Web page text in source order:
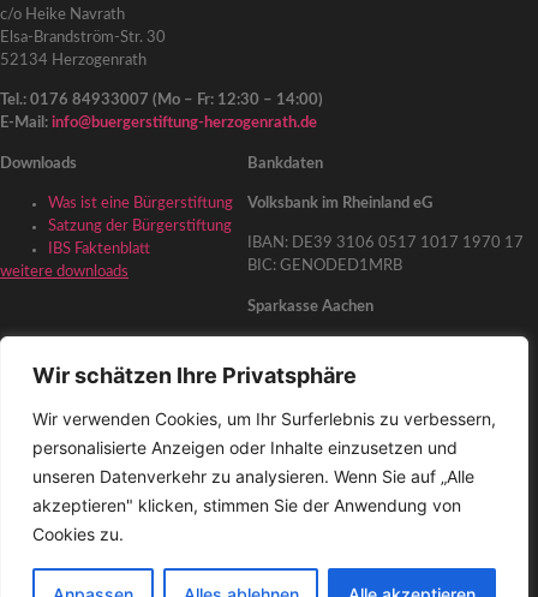
Wir schätzen Ihre Privatsphäre
Wir verwenden Cookies, um Ihr Surferlebnis zu verbessern,
personalisierte Anzeigen oder Inhalte einzusetzen und
unseren Datenverkehr zu analysieren. Wenn Sie auf „Alle
akzeptieren" klicken, stimmen Sie der Anwendung von
Cookies zu.
c/o Heike Navrath
Elsa-Brandström-Str. 30
52134 Herzogenrath
Tel.: 0176 84933007 (Mo – Fr: 12:30 – 14:00)
E-Mail: info@buergerstiftung-herzogenrath.de
Downloads
Was ist eine Bürgerstiftung
Satzung der Bürgerstiftung
IBS Faktenblatt
weitere downloads
Bankdaten
Volksbank im Rheinland eG
IBAN: DE39 3106 0517 1017 1970 17
BIC: GENODED1MRB
Sparkasse Aachen
BIC: AACSDE33
Weiterführende Links
herzogenrath.de
Impressum
Datenschutzerklärung